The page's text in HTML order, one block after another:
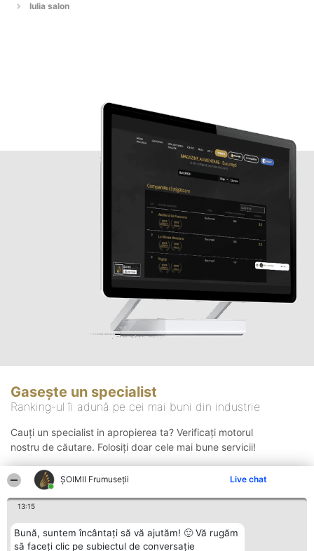
ȘOIMII Frumuseții Live chat
13:15
Bună, suntem încântați să vă ajutăm! 🙂 Vă rugăm
să faceți clic pe subiectul de conversație
Iulia salon
Gasește un specialist
Ranking-ul îi adună pe cei mai buni din industrie
Cauți un specialist in apropierea ta? Verificați motorul
nostru de căutare. Folosiți doar cele mai bune servicii!